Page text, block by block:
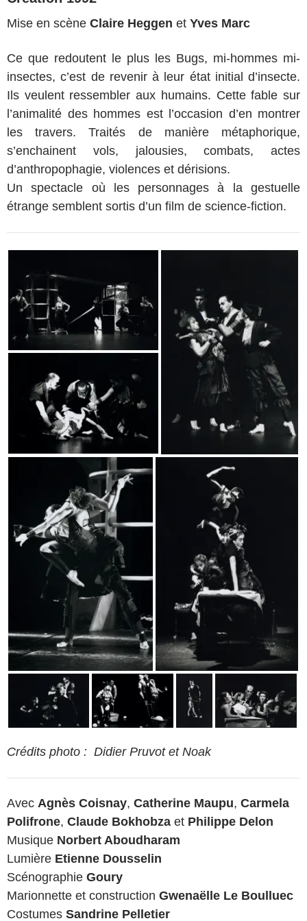
Mise en scène Claire Heggen et Yves Marc
Ce que redoutent le plus les Bugs, mi-hommes mi-
insectes, c’est de revenir à leur état initial d’insecte.
Ils veulent ressembler aux humains. Cette fable sur
l’animalité des hommes est l’occasion d’en montrer
les travers. Traités de manière métaphorique,
s’enchainent vols, jalousies, combats, actes
d’anthropophagie, violences et dérisions.
Un spectacle où les personnages à la gestuelle
étrange semblent sortis d’un film de science-fiction.
Crédits photo : Didier Pruvot et Noak
Avec Agnès Coisnay, Catherine Maupu, Carmela
Polifrone, Claude Bokhobza et Philippe Delon
Musique Norbert Aboudharam
Lumière Etienne Dousselin
Scénographie Goury
Marionnette et construction Gwenaëlle Le Boulluec
Costumes Sandrine Pelletier